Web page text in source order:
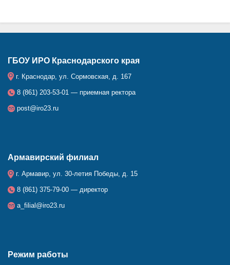
ГБОУ ИРО Краснодарского края
г. Краснодар, ул. Сормовская, д. 167
8 (861) 203-53-01 — приемная ректора
post@iro23.ru
Армавирский филиал
г. Армавир, ул. 30-летия Победы, д. 15
8 (861) 375-79-00 — директор
a_filial@iro23.ru
Режим работы